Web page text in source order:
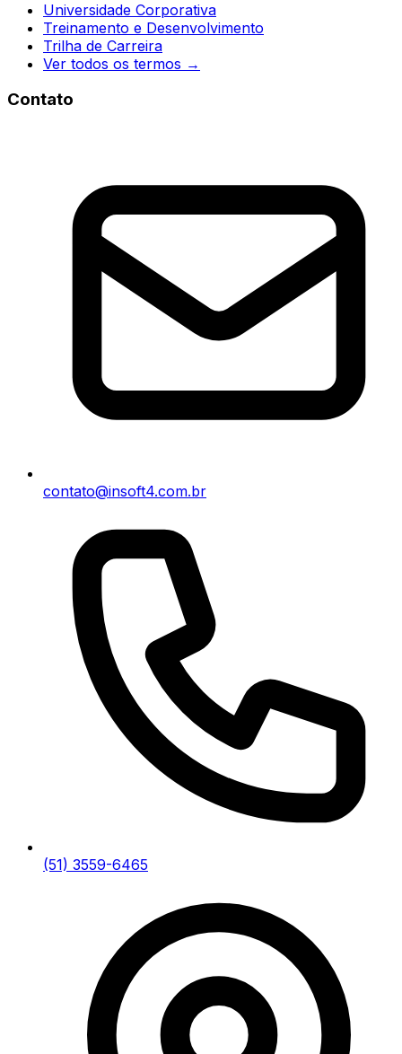
Universidade Corporativa
Treinamento e Desenvolvimento
Trilha de Carreira
Ver todos os termos →
Contato
contato@insoft4.com.br
(51) 3559-6465